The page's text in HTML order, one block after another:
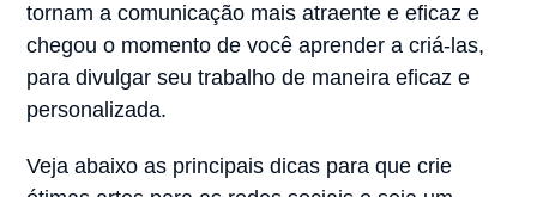
tornam a comunicação mais atraente e eficaz e
chegou o momento de você aprender a criá-las,
para divulgar seu trabalho de maneira eficaz e
personalizada.
Veja abaixo as principais dicas para que crie